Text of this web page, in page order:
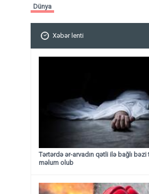
Dünya
Xəbər lenti
Tərtərdə ər-arvadın qətli ilə bağlı
məlum olub